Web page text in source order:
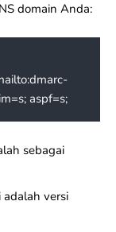
domain Anda:
aspf=s;
sebagai
versi